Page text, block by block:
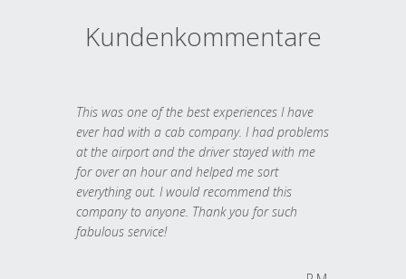
Kundenkommentare
This was one of the best experiences I have
ever had with a cab company. I had problems
at the airport and the driver stayed with me
for over an hour and helped me sort
everything out. I would recommend this
company to anyone. Thank you for such
fabulous service!